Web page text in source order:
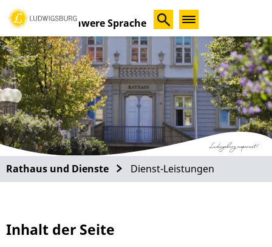
Schwere Sprache
Rathaus und Dienste Dienst-Leistungen
Inhalt der Seite